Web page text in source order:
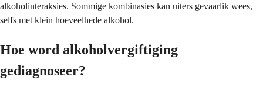
alkoholinteraksies. Sommige kombinasies kan uiters gevaarlik wees,
selfs met klein hoeveelhede alkohol.
Hoe word alkoholvergiftiging
gediagnoseer?